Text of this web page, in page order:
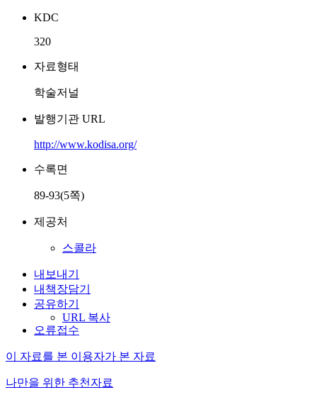
KDC
320
자료형태
학술저널
발행기관 URL
http://www.kodisa.org/
수록면
89-93(5쪽)
제공처
스콜라
내보내기
내책장담기
공유하기
URL 복사
오류접수
이 자료를 본 이용자가 본 자료
나만을 위한 추천자료